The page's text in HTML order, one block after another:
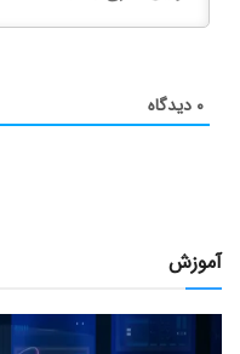
۰ دیدگاه
آموزش